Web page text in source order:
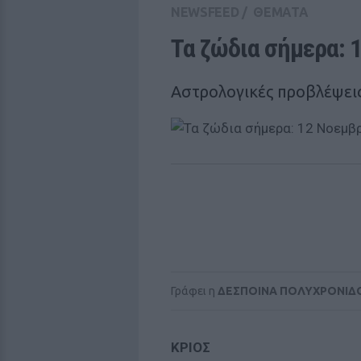
Τα ζώδια σήμερα:
Αστρολογικές
Γράφει η ΔΕΣΠΟΙΝΑ
ΚΡΙΟΣ